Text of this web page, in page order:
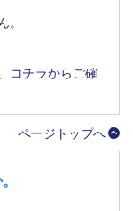
コチラからご確
ページトップへ